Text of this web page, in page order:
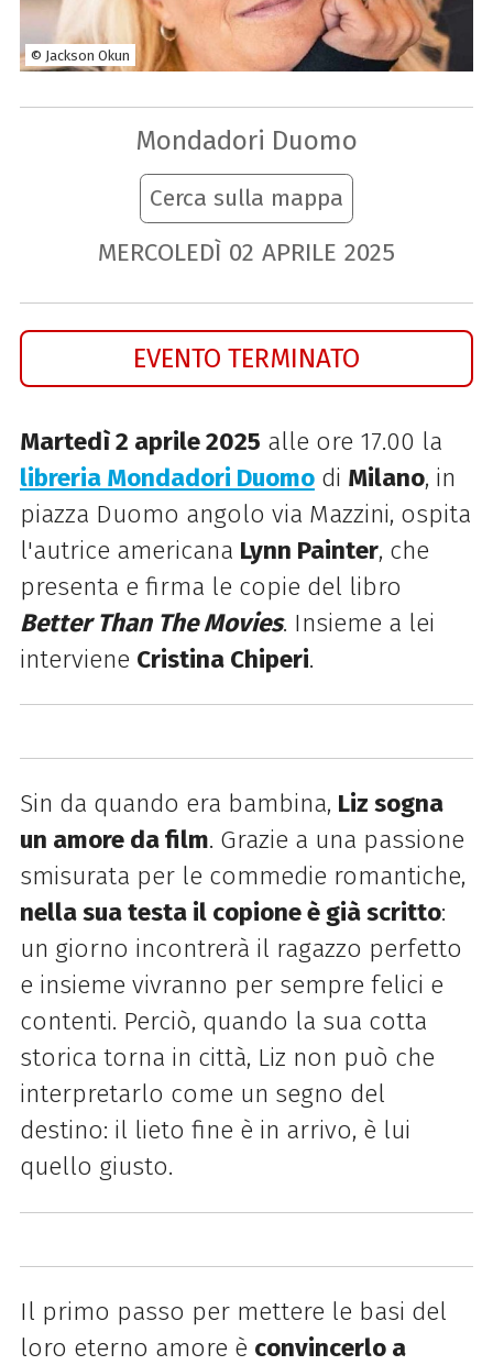
© Jackson Okun
Mondadori Duomo
Cerca sulla mappa
MERCOLEDÌ 02 APRILE 2025
EVENTO TERMINATO
Martedì 2 aprile 2025 alle ore 17.00 la
libreria Mondadori Duomodi Milano, in
piazza Duomo angolo via Mazzini, ospita
l'autrice americana Lynn Painter, che
presenta e firma le copie del libro
Better Than The Movies. Insieme a lei
interviene Cristina Chiperi.
Sin da quando era bambina, Liz sogna
un amore da film. Grazie a una passione
smisurata per le commedie romantiche,
nella sua testa il copione è già scritto:
un giorno incontrerà il ragazzo perfetto
e insieme vivranno per sempre felici e
contenti. Perciò, quando la sua cotta
storica torna in città, Liz non può che
interpretarlo come un segno del
destino: il lieto fine è in arrivo, è lui
quello giusto.
Il primo passo per mettere le basi del
loro eterno amore è convincerlo a